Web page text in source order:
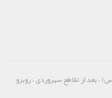
بعد از تقاطع سهروردی ، روبرو